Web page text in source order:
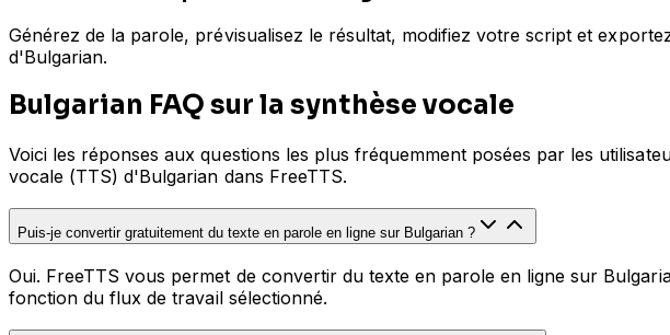
Générez de la parole, prévisualisez le résultat, modifiez votre script et
d'Bulgarian.
Bulgarian FAQ sur la synthèse vocale
Voici les réponses aux questions les plus fréquemment posées par les
vocale (TTS) d'Bulgarian dans FreeTTS.
Puis-je convertir gratuitement du texte en parole en ligne sur Bulgarian ?
Oui. FreeTTS vous permet de convertir du texte en parole en ligne sur
fonction du flux de travail sélectionné.